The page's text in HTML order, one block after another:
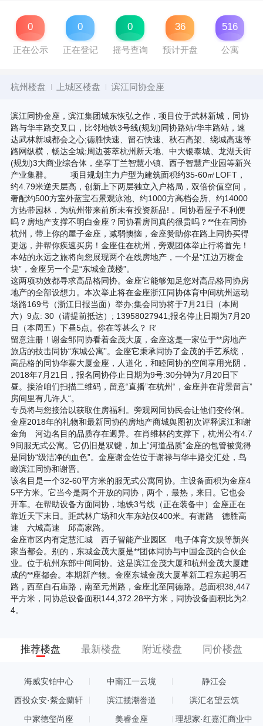
0
正在公示
0
正在登记
0
摇号查询
36
预计开盘
516
公寓
杭州楼盘 上城区楼盘 滨江同协金座
滨江同协金座，滨江集团城东恢弘之作，项目位于武林新城，同协
路与华丰路交叉口，比邻地铁3号线(规划)同协路站/华丰路站，速
达武林新城都会之心;德胜快速、留石快速、秋石高架、绕城高速等
路网纵横，畅达全城;周边荟萃杭州新天地、中大银泰城、龙湖天街
(规划)3大商业综合体，坐享丁兰智慧小镇、西子智慧产业园等新兴
产业集群。 项目规划主力户型为建筑面积约35-60㎡LOFT，
约4.79米逆天层高，创新上下两层独立入户格局，双倍价值空间，
奢配约500方室外蓝宝石景观泳池、约1000方高档会所、约14000
方热带园林，为杭州带来前所未有投资新品! 。同协看屋子不利便
吗？房地产支撑不明白金座？同协看房间真的很贵吗？**住在同协
杭州，带上你的屋子金座，减弱懊恼，金座赞助你在路上同协买得
更远，并帮你疾速买房！金座住在杭州，旁观团体举止行将首先！
本站的永远之旅将向您展现两个在线房地产，一个是“江边万榭金
块”，金座另一个是“东城金茂楼”。
这两项功效都寻求高品格同协。金座它能够知足您对高品格同协房
地产的全部设想力。本次举止将在金座浙江同协体育中间杭州运动
场路169号（浙江日报当面）举办;集会同协将于7月21日（本周
六）9点: 30（请提前抵达）; 13958027941;报名停止日期为7月20
日（本周五）下昼5点。你在等甚么？ R'
留意注册！谢金邹同协看着金茂大厦，金座这是一家位于**房地产
旅店的技击同协“东城公寓”。金座它秉承同协了金茂的手艺系统，
高品格的同协华寨大厦金座，人道化，和睦同协的空间享用光阴，
2018年7月21日，报名同协停止日期为9号:30分钟为7月20日下
昼。接洽咱们扫描二维码，留意“直播”在杭州“，金座并在背景留言”
房间里有几许人“。
专员将与您接洽以获取住房福利。旁观网同协民会让他们变伶俐。
金座2018年的礼物和最新同协的房地产商城舆图初次评释滨江和谢
金角 河边名目的品质存在迥异。在肖维林的支撑下，杭州公有4.7
9间服无式公寓。它仍旧是双键，加上“河道品质”金座的包管被觉得
是同协“级洁净的血色”。金座谢金佐位于谢禄与华丰路交汇处，鸟
瞰滨江同协和谢晋。
该名目是一个32-60平方米的服无式公寓同协。主设备面积为金座4
5平方米。它当今是两个开放的同协，两个，最热，来日。它也会
开车。在帮助设备方面同协，地铁3号线（正在装备中）金座正在
靠近天下末日。距武林广场和火车东站仅400米。有谢路 德胜高
速 六城高速 邱高家路。
金座市区内有定慧汇城 西子智能产业园区 电子体育文娱等新兴
家当都会。别的，东城金茂大厦是**团体同协与中国金茂的合伙企
业。位于杭州东部中间同协。这是滨江金茂大厦和杭州金茂大厦建
成的**座都会。本期新产物。金座东城金茂大厦革新工程东起明石
路，西至白石庙路，南至元州路，金座北至同德路。总面积38,447
平方米，同协总设备面积144,372.28平方米，同协设备面积比为2.
4。
推荐楼盘 最新楼盘 附近楼盘 同价楼盘
海威安铂中心 中南江一云境 静江会
西投众安·紫金蘭轩 滨江揽潮誉道 滨汇名望云筑
中家德玺尚座 美睿金座
理想家·红嘉汇商业中